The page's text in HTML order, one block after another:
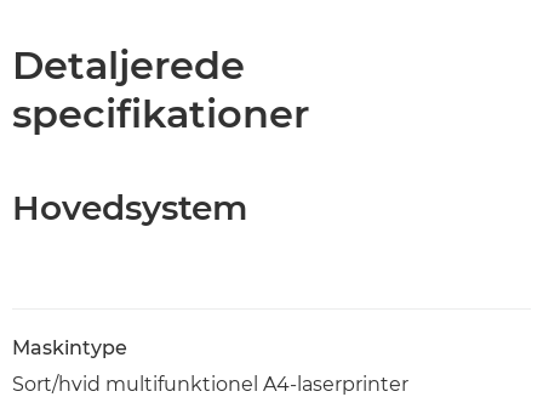
Detaljerede
specifikationer
Hovedsystem
Maskintype
Sort/hvid multifunktionel A4-laserprinter